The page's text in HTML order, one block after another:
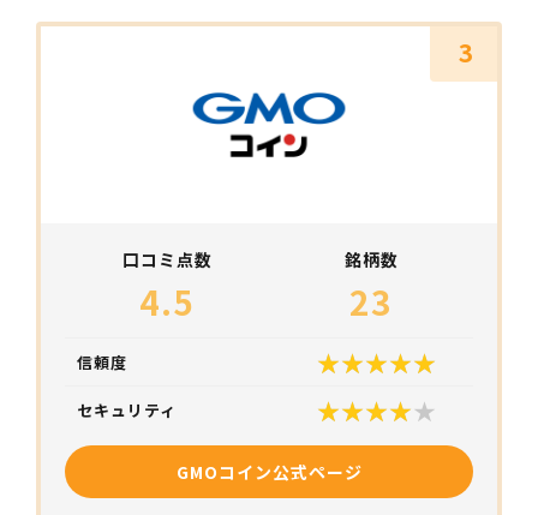
3
口コミ点数
4.5
銘柄数
23
信頼度
セキュリティ
GMOコイン公式ページ